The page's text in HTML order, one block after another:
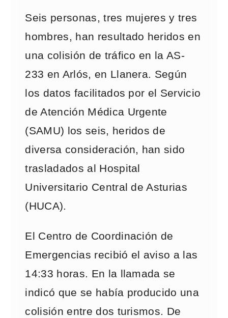
Seis personas, tres mujeres y tres
hombres, han resultado heridos en
una colisión de tráfico en la AS-
233 en Arlós, en Llanera. Según
los datos facilitados por el Servicio
de Atención Médica Urgente
(SAMU) los seis, heridos de
diversa consideración, han sido
trasladados al Hospital
Universitario Central de Asturias
(HUCA).
El Centro de Coordinación de
Emergencias recibió el aviso a las
14:33 horas. En la llamada se
indicó que se había producido una
colisión entre dos turismos. De